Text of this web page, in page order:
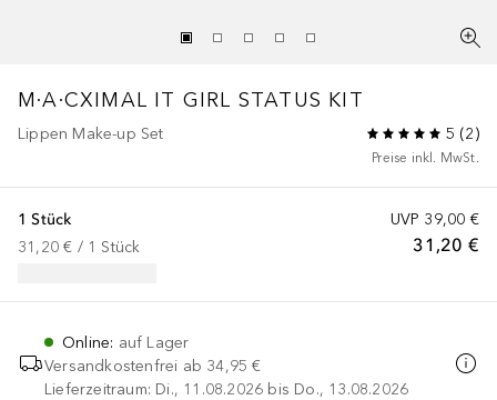
M·A·CXIMAL IT GIRL STATUS KIT
Lippen Make-up Set 5 (2)
Preise inkl. MwSt.
UVP 39,00 €
31,20 €
1 Stück
31,20 € / 1 Stück
Online: auf Lager
Versandkostenfrei ab 34,95 €
Lieferzeitraum: Di., 11.08.2026 bis Do., 13.08.2026